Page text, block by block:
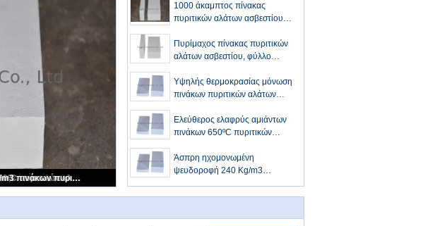
1000 άκαμπτος πίνακας πυριτικών αλάτων ασβεστίου βαθμού για τον κλίβανο τσιμέντου, υγρασία - απόδειξη
1000 άκαμπτος πίνακας
πυριτικών αλάτων ασβεστίου
τσιμέντου, υγρασία - απόδειξη
Πυρίμαχος πίνακας πυριτικών
αλάτων ασβεστίου, φύλλο
ασβεστίου
Υψηλής θερμοκρασίας μόνωση
πινάκων πυριτικών αλάτων
πυριτικών αλάτων ασβεστίου
Ελεύθερος ελαφρύς αμιάντων
πινάκων 650ºC πυριτικών
μόνωσης
Άσπρη ηχομονωμένη
ψευδοροφή 240 Kg/m3
ασβεστίου